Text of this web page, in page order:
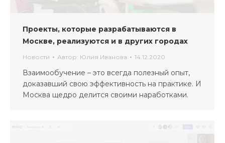
Проекты, которые разрабатываются в
Москве, реализуются и в других городах
Новости Автор: Юлия Иванова 14.12.2020
Взаимообучение – это всегда полезный опыт,
доказавший свою эффективность на практике. И
Москва щедро делится своими наработками.